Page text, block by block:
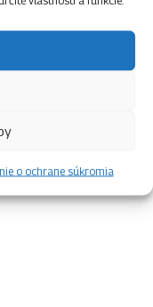
o ochrane súkromia